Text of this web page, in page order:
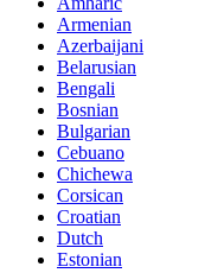
Armenian
Azerbaijani
Belarusian
Bengali
Bosnian
Bulgarian
Cebuano
Chichewa
Corsican
Croatian
Dutch
Estonian